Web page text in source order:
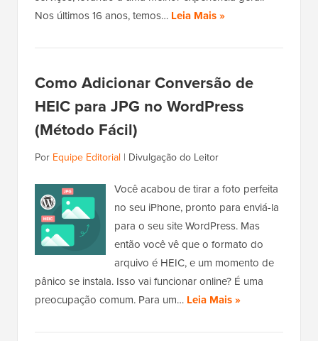
Nos últimos 16 anos, temos… Leia Mais »
Como Adicionar Conversão de
HEIC para JPG no WordPress
(Método Fácil)
Por Equipe Editorial | Divulgação do Leitor
Você acabou de tirar a foto perfeita
no seu iPhone, pronto para enviá-la
para o seu site WordPress. Mas
então você vê que o formato do
arquivo é HEIC, e um momento de
pânico se instala. Isso vai funcionar online? É uma
preocupação comum. Para um… Leia Mais »